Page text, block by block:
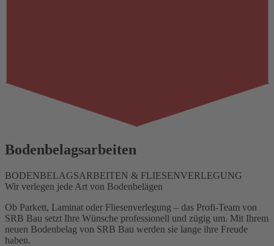
Bodenbelagsarbeiten
BODENBELAGSARBEITEN & FLIESENVERLEGUNG
Wir verlegen jede Art von Bodenbelägen
Ob Parkett, Laminat oder Fliesenverlegung – das Profi-Team von
SRB Bau setzt Ihre Wünsche professionell und zügig um. Mit Ihrem
neuen Bodenbelag von SRB Bau werden sie lange ihre Freude
haben.